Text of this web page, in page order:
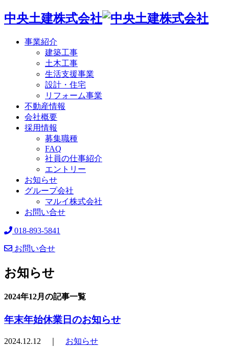
中央土建株式会社
事業紹介
建築工事
土木工事
生活支援事業
設計・住宅
リフォーム事業
不動産情報
会社概要
採用情報
募集職種
FAQ
社員の仕事紹介
エントリー
お知らせ
グループ会社
マルイ株式会社
お問い合せ
018-893-5841
お問い合せ
お知らせ
2024年12月の記事一覧
年末年始休業日のお知らせ
2024.12.12 ｜ お知らせ